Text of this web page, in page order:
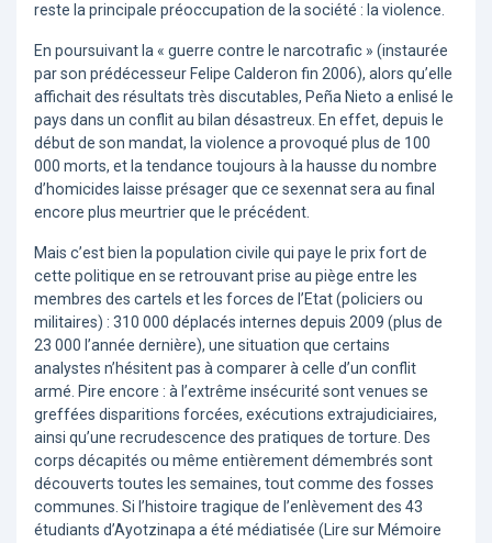
reste la principale préoccupation de la société : la violence.
En poursuivant la « guerre contre le narcotrafic » (instaurée
par son prédécesseur Felipe Calderon fin 2006), alors qu’elle
affichait des résultats très discutables, Peña Nieto a enlisé le
pays dans un conflit au bilan désastreux. En effet, depuis le
début de son mandat, la violence a provoqué plus de 100
000 morts, et la tendance toujours à la hausse du nombre
d’homicides laisse présager que ce sexennat sera au final
encore plus meurtrier que le précédent.
Mais c’est bien la population civile qui paye le prix fort de
cette politique en se retrouvant prise au piège entre les
membres des cartels et les forces de l’Etat (policiers ou
militaires) : 310 000 déplacés internes depuis 2009 (plus de
23 000 l’année dernière), une situation que certains
analystes n’hésitent pas à comparer à celle d’un conflit
armé. Pire encore : à l’extrême insécurité sont venues se
greffées disparitions forcées, exécutions extrajudiciaires,
ainsi qu’une recrudescence des pratiques de torture. Des
corps décapités ou même entièrement démembrés sont
découverts toutes les semaines, tout comme des fosses
communes. Si l’histoire tragique de l’enlèvement des 43
étudiants d’Ayotzinapa a été médiatisée (Lire sur Mémoire